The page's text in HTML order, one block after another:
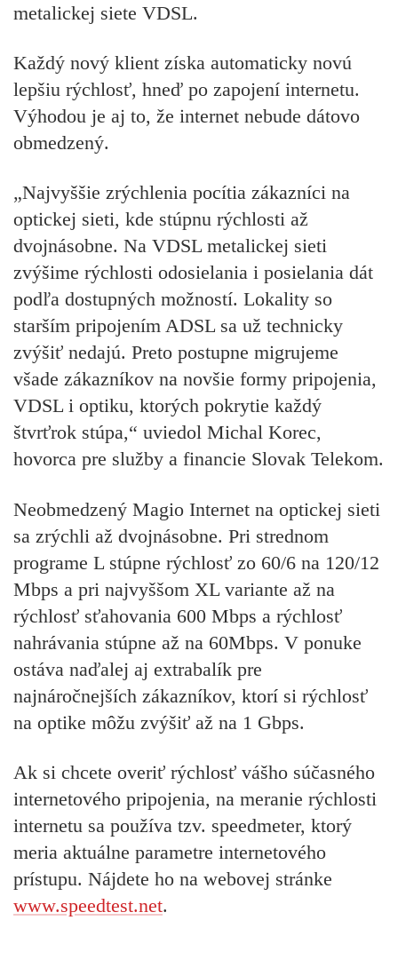
metalickej siete VDSL.
Každý nový klient získa automaticky novú
lepšiu rýchlosť, hneď po zapojení internetu.
Výhodou je aj to, že internet nebude dátovo
obmedzený.
„Najvyššie zrýchlenia pocítia zákazníci na
optickej sieti, kde stúpnu rýchlosti až
dvojnásobne. Na VDSL metalickej sieti
zvýšime rýchlosti odosielania i posielania dát
podľa dostupných možností. Lokality so
starším pripojením ADSL sa už technicky
zvýšiť nedajú. Preto postupne migrujeme
všade zákazníkov na novšie formy pripojenia,
VDSL i optiku, ktorých pokrytie každý
štvrťrok stúpa,“ uviedol Michal Korec,
hovorca pre služby a financie Slovak Telekom.
Neobmedzený Magio Internet na optickej sieti
sa zrýchli až dvojnásobne. Pri strednom
programe L stúpne rýchlosť zo 60/6 na 120/12
Mbps a pri najvyššom XL variante až na
rýchlosť sťahovania 600 Mbps a rýchlosť
nahrávania stúpne až na 60Mbps. V ponuke
ostáva naďalej aj extrabalík pre
najnáročnejších zákazníkov, ktorí si rýchlosť
na optike môžu zvýšiť až na 1 Gbps.
Ak si chcete overiť rýchlosť vášho súčasného
internetového pripojenia, na meranie rýchlosti
internetu sa používa tzv. speedmeter, ktorý
meria aktuálne parametre internetového
prístupu. Nájdete ho na webovej stránke
www.speedtest.net.